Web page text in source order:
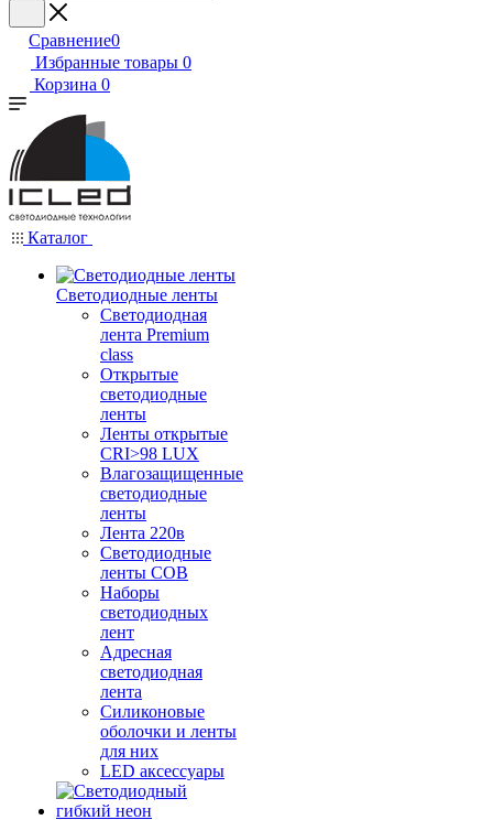
Сравнение0
Избранные товары 0
Корзина 0
Каталог
Светодиодные ленты
Светодиодная
лента Premium
class
Открытые
светодиодные
ленты
Ленты открытые
CRI>98 LUX
Влагозащищенные
светодиодные
ленты
Лента 220в
Светодиодные
ленты COB
Наборы
светодиодных
лент
Адресная
светодиодная
лента
Силиконовые
оболочки и ленты
для них
LED аксессуары